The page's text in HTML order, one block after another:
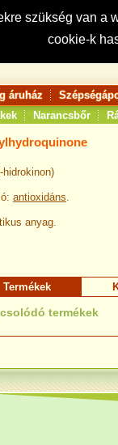
szükség van
cookie-k
Keresés:
áruház
Narancsbőr
hidrokinon)
antioxidáns.
anyag.
Termékek
termékek